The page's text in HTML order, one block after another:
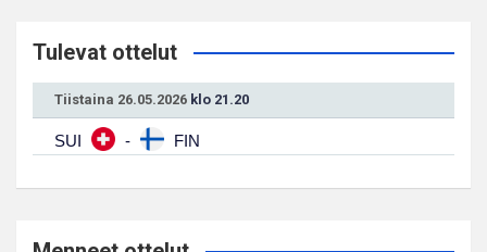
Tulevat ottelut
Tiistaina 26.05.2026 klo 21.20
SUI - FIN